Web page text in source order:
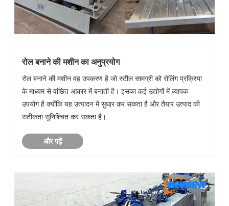
रोल बनाने की मशीन का अनुप्रयोग
रोल बनाने की मशीन वह उपकरण है जो स्टील सामग्री को रोलिंग प्रक्रिया
के माध्यम से वांछित आकार में बनाती है। इसका कई उद्योगों में व्यापक
उपयोग है क्योंकि यह उत्पादन में सुधार कर सकता है और तैयार उत्पाद की
सटीकता सुनिश्चित कर सकता है।
और पढ़ें